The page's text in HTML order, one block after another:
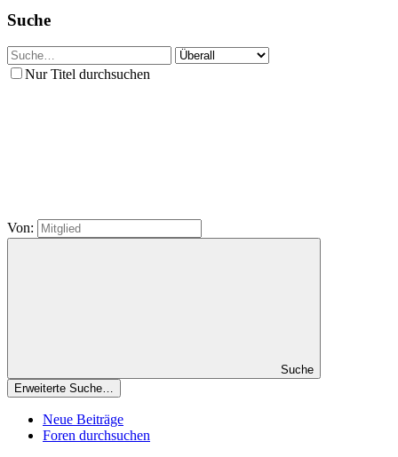
Suche
Nur Titel durchsuchen
Von:
Suche
Erweiterte Suche…
Neue Beiträge
Foren durchsuchen